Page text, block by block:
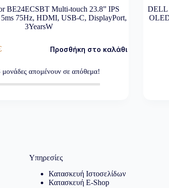
BE24ECSBT Multi-touch 23.8” IPS
5ms 75Hz, HDMI, USB-C, DisplayPort,
3YearsW
Προσθήκη στο καλάθι
μονάδες απομένουν σε απόθεμα!
DELL
Υπηρεσίες
Κατασκευή Ιστοσελίδων
Κατασκευή E-Shop